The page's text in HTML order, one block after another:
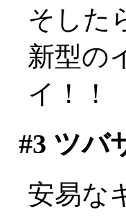
そした
新型の
イ！！
#3 ツバ
安易な